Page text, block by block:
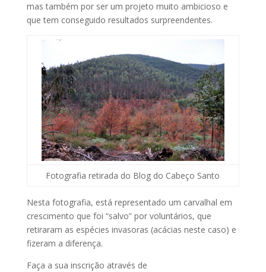
mas também por ser um projeto muito ambicioso e
que tem conseguido resultados surpreendentes.
Fotografia retirada do Blog do Cabeço Santo
Nesta fotografia, está representado um carvalhal em
crescimento que foi “salvo” por voluntários, que
retiraram as espécies invasoras (acácias neste caso) e
fizeram a diferença.
Faça a sua inscrição através de